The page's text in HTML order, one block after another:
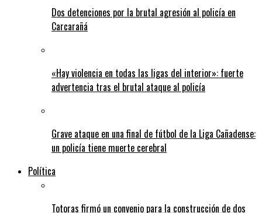
Dos detenciones por la brutal agresión al policía en
Carcarañá
«Hay violencia en todas las ligas del interior»: fuerte
advertencia tras el brutal ataque al policía
Grave ataque en una final de fútbol de la Liga Cañadense:
un policía tiene muerte cerebral
Política
Totoras firmó un convenio para la construcción de dos